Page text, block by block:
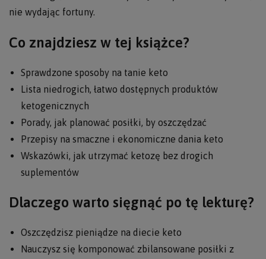
nie wydając fortuny.
Co znajdziesz w tej książce?
Sprawdzone sposoby na tanie keto
Lista niedrogich, łatwo dostępnych produktów
ketogenicznych
Porady, jak planować posiłki, by oszczędzać
Przepisy na smaczne i ekonomiczne dania keto
Wskazówki, jak utrzymać ketozę bez drogich
suplementów
Dlaczego warto sięgnąć po tę lekturę?
Oszczędzisz pieniądze na diecie keto
Nauczysz się komponować zbilansowane posiłki z